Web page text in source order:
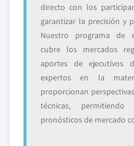
directo con los
garantizar la precisión y
Nuestro programa de
cubre los mercados
aportes de ejecutivos
expertos en la
proporcionan
técnicas,
pronósticos de mercado